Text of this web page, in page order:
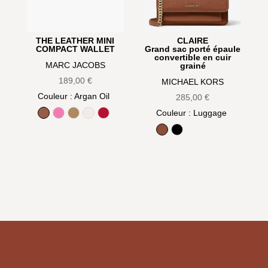
THE LEATHER MINI
COMPACT WALLET
MARC JACOBS
189,00 €
Couleur : Argan Oil
Argan Oil
Bow pink
CamelCottonTrue Red
CLAIRE
Grand sac porté épaule
convertible en cuir
grainé
MICHAEL KORS
285,00€
Couleur: Luggage
Luggage
Noir